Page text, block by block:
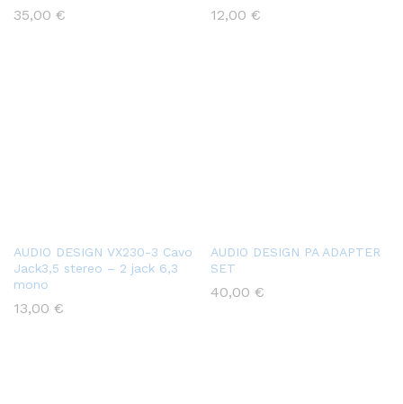
35,00 € 12,00 €
AUDIO DESIGN VX230-3 Cavo
Jack3,5 stereo – 2 jack 6,3
mono
13,00 €
AUDIO DESIGN PA ADAPTER
SET
40,00 €